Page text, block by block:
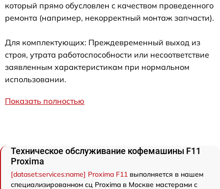
который прямо обусловлен с качеством проведенного
ремонта (например, некорректный монтаж запчасти).
Для комплектующих: Преждевременный выход из
строя, утрата работоспособности или несоответствие
заявленным характеристикам при нормальном
использовании.
Показать полностью
Техническое обслуживание кофемашины F11
Proxima
[dataset:services:name] Proxima F11 выполняется в нашем
специализированном сц Proxima в Москве мастерами с